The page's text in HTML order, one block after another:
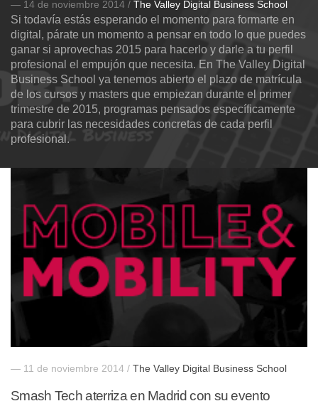
— 14 de noviembre 2014 / The Valley Digital Business School
Si todavía estás esperando el momento para formarte en
digital, párate un momento a pensar en todo lo que puedes
ganar si aprovechas 2015 para hacerlo y darle a tu perfil
profesional el empujón que necesita. En The Valley Digital
Business School ya tenemos abierto el plazo de matrícula
de los cursos y masters que empiezan durante el primer
trimestre de 2015, programas pensados específicamente
para cubrir las necesidades concretas de cada perfil
profesional.
— 11 de noviembre 2014 / The Valley Digital Business School
Smash Tech aterriza en Madrid con su evento